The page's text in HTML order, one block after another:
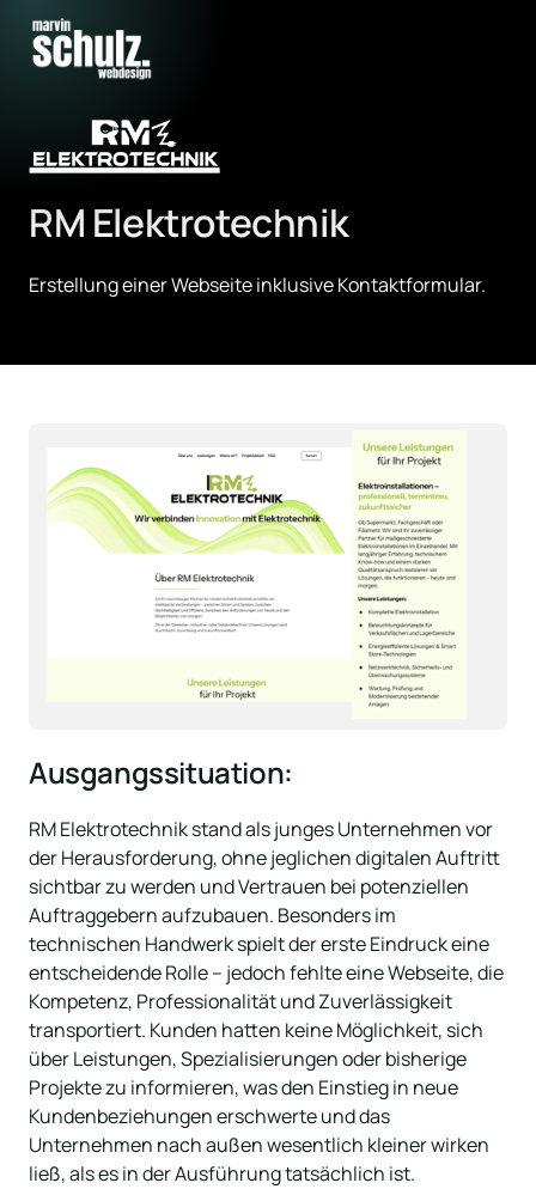
RM Elektrotechnik
Erstellung einer Webseite inklusive Kontaktformular.
Ausgangssituation:
RM Elektrotechnik stand als junges Unternehmen vor
der Herausforderung, ohne jeglichen digitalen Auftritt
sichtbar zu werden und Vertrauen bei potenziellen
Auftraggebern aufzubauen. Besonders im
technischen Handwerk spielt der erste Eindruck eine
entscheidende Rolle – jedoch fehlte eine Webseite, die
Kompetenz, Professionalität und Zuverlässigkeit
transportiert. Kunden hatten keine Möglichkeit, sich
über Leistungen, Spezialisierungen oder bisherige
Projekte zu informieren, was den Einstieg in neue
Kundenbeziehungen erschwerte und das
Unternehmen nach außen wesentlich kleiner wirken
ließ, als es in der Ausführung tatsächlich ist.